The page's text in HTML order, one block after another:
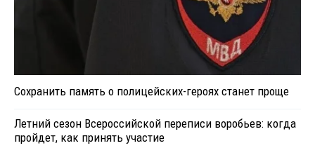
Сохранить память о полицейских-героях станет проще
Летний сезон Всероссийской переписи воробьев: когда
пройдет, как принять участие